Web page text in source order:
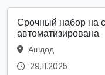
Срочный набор на
автоматизирована
Ашдод
29.11.2025